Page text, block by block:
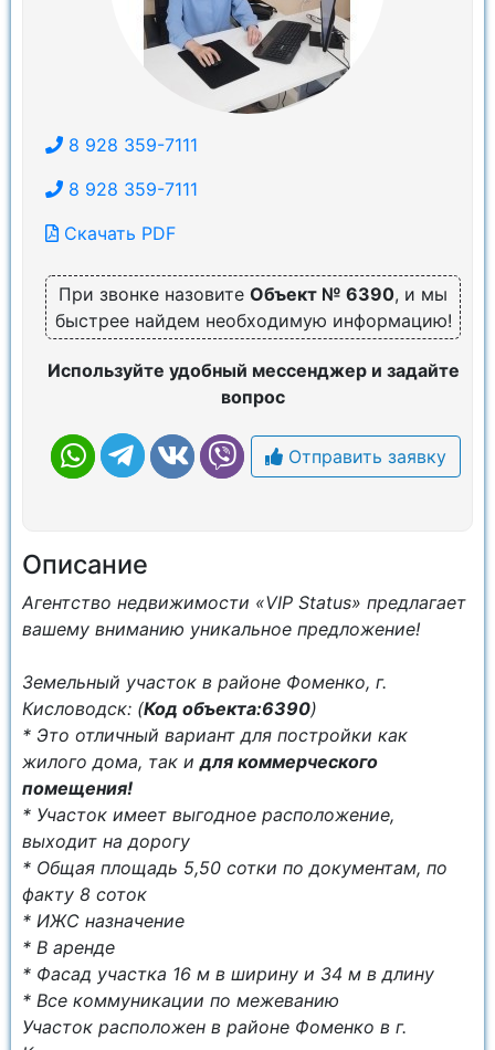
8 928 359-7111
8 928 359-7111
Скачать PDF
При звонке назовите Объект № 6390, и мы
быстрее найдем необходимую информацию!
Используйте удобный мессенджер и задайте
вопрос
Отправить заявку
Описание
Агентство недвижимости «VIP Status» предлагает
вашему вниманию уникальное предложение!
Земельный участок в районе Фоменко, г.
Кисловодск: (Код объекта:6390)
* Это отличный вариант для постройки как
жилого дома, так идля коммерческого
помещения!
* Учаcтoк имеет выгоднoe pаcположениe,
выхoдит нa доpoгу
* Общая площадь 5,50 сотки по документам, по
факту 8 соток
* ИЖС назначение
* В аренде
* Фасад участка 16 м в ширину и 34 м в длину
* Все коммуникации по межеванию
Участок расположен в районе Фоменко в г.